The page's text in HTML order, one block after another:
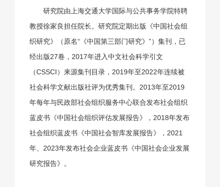
研究院由上海交通大学国际与公共事务学院特聘
教授徐家良担任院长。研究院定期出版《中国社会组
织研究》（原名“《中国第三部门研究》”）集刊，已
经出版27卷，2017年进入中文社会科学引文
（CSSCI）来源集刊目录，2019年至2022年连续被
社会科学文献出版社评为优秀集刊。2013年至2019
年每年与民政部社会组织服务中心联合发布社会组织
蓝皮书《中国社会组织评估发展报告》，2018年发布
社会组织蓝皮书《中国社会智库发展报告》，2021
年、2023年发布社会企业蓝皮书《中国社会企业发展
研究报告》。